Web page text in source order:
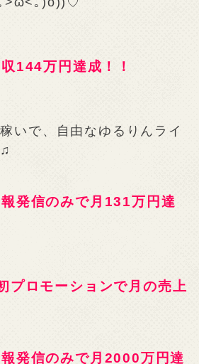
144万円達成！！
いで、自由なゆるりんライ
発信のみで月131万円達
プロモーションで月の売上
発信のみで月2000万円達